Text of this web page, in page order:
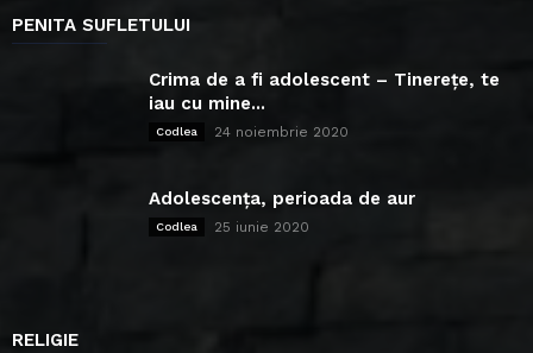
PENITA SUFLETULUI
Crima de a fi adolescent – Tinerețe, te
iau cu mine...
Codlea 24 noiembrie 2020
Adolescența, perioada de aur
Codlea 25 iunie 2020
RELIGIE